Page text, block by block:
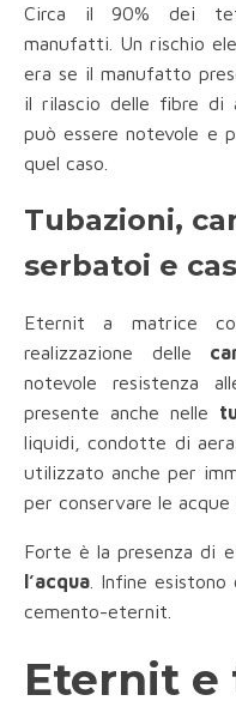
Circa il 90% dei
manufatti. Un rischio
era se il manufatto
il rilascio delle fibre di
può essere notevole e
quel caso.
Tubazioni,
serbatoi e
Eternit a matrice
realizzazione delle
notevole resistenza
presente anche nelle
liquidi, condotte di
utilizzato anche per
per conservare le acque
Forte è la presenza di
l’acqua . Infine
cemento-eternit.
Eternit e